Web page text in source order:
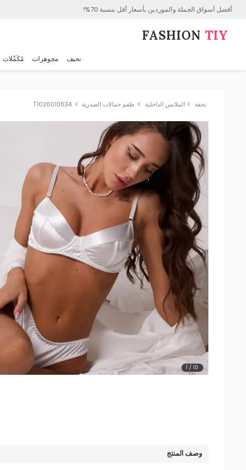
أفضل أسواق الجملة والموردين بأسعار أقل بنسبة 70%!
FASHION⁠ TIY
نحيف مجوهرات مُكَمِّلات
نحفة الملابس الداخلية طقم حمالات الصدرية T1026010634
1 /10
وصف المنتج